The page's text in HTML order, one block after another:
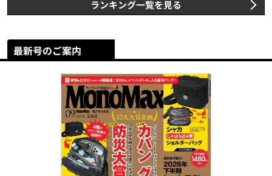
ランキング一覧を見る
最新号のご案内